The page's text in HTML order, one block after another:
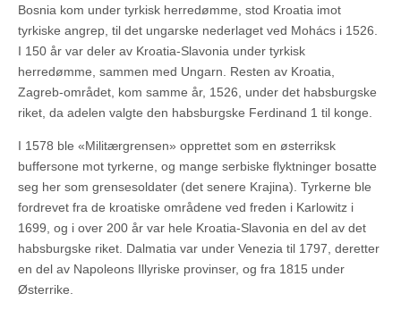
Bosnia kom under tyrkisk herredømme, stod Kroatia imot
tyrkiske angrep, til det ungarske nederlaget ved Mohács i 1526.
I 150 år var deler av Kroatia-Slavonia under tyrkisk
herredømme, sammen med Ungarn. Resten av Kroatia,
Zagreb-området, kom samme år, 1526, under det habsburgske
riket, da adelen valgte den habsburgske Ferdinand 1 til konge.
I 1578 ble «Militærgrensen» opprettet som en østerriksk
buffersone mot tyrkerne, og mange serbiske flyktninger bosatte
seg her som grensesoldater (det senere Krajina). Tyrkerne ble
fordrevet fra de kroatiske områdene ved freden i Karlowitz i
1699, og i over 200 år var hele Kroatia-Slavonia en del av det
habsburgske riket. Dalmatia var under Venezia til 1797, deretter
en del av Napoleons Illyriske provinser, og fra 1815 under
Østerrike.